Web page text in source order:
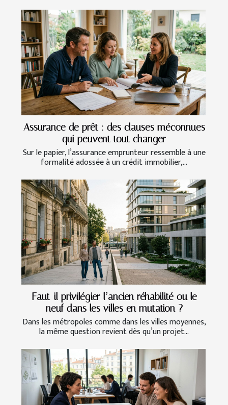
Assurance de prêt : des clauses méconnues
qui peuvent tout changer
Sur le papier, l’assurance emprunteur ressemble à une
formalité adossée à un crédit immobilier,...
Faut-il privilégier l’ancien réhabilité ou le
neuf dans les villes en mutation ?
Dans les métropoles comme dans les villes moyennes,
la même question revient dès qu’un projet...